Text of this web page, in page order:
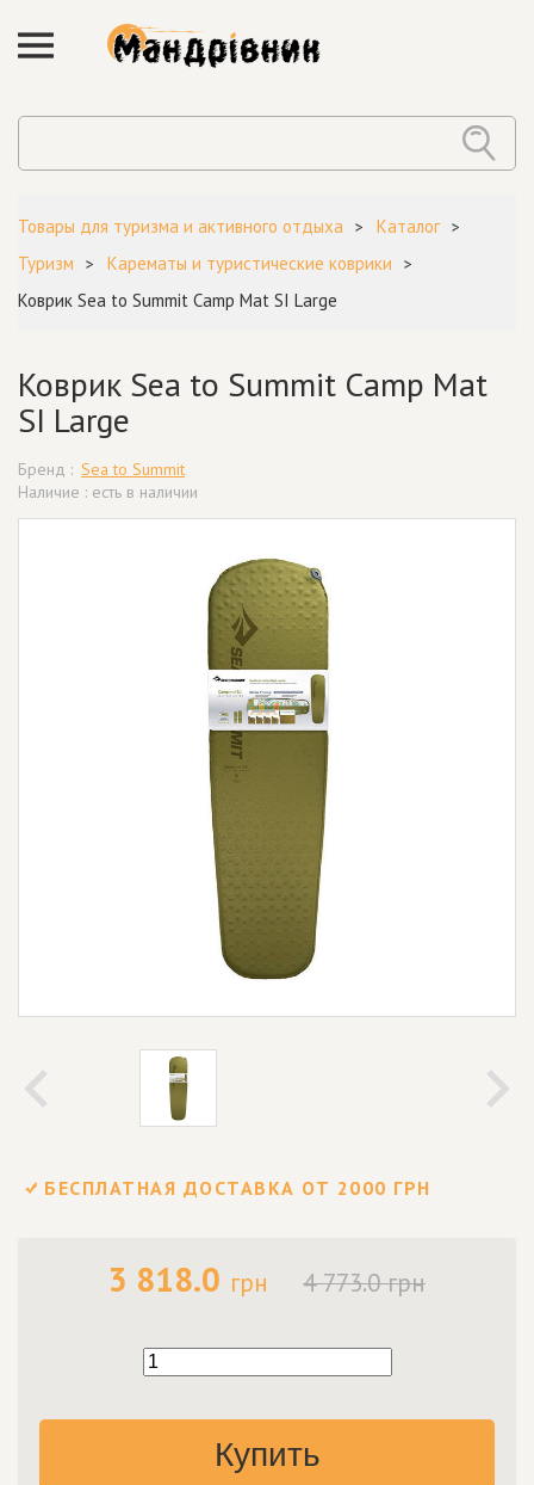
Товары для туризма и активного отдыха
Каталог
Туризм
Карематы и туристические коврики
Коврик Sea to Summit Camp Mat SI Large
Коврик Sea to Summit Camp Mat
SI Large
Бренд : Sea to Summit
Наличие : есть в наличии
БЕСПЛАТНАЯ ДОСТАВКА ОТ 2000 ГРН
3 818.0 грн 4 773.0 грн
Купить